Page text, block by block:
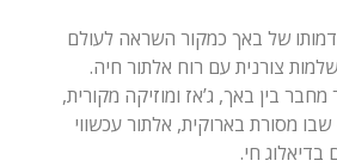
של באך כמקור השראה לעולם
צורנית עם רוח אלתור חיה.
בין באך, ג’אז ומוזיקה מקורית,
מסורת בארוקית, אלתור עכשווי
בדיאלוג חי.